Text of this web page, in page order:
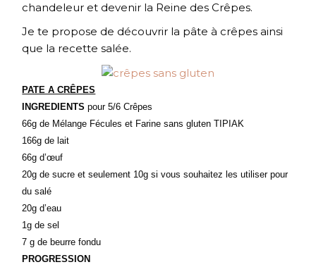
chandeleur et devenir la Reine des Crêpes.
Je te propose de découvrir la pâte à crêpes ainsi
que la recette salée.
PATE A CRÊPES
INGREDIENTSpour 5/6 Crêpes
66g de Mélange Fécules et Farine sans gluten TIPIAK
166g de lait
66g d’œuf
20g de sucre et seulement 10g si vous souhaitez les utiliser pour
du salé
20g d’eau
1g de sel
7 g de beurre fondu
PROGRESSION